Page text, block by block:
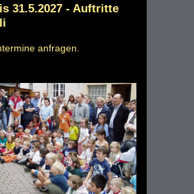
31.5.2027 - Auftritte
anfragen.